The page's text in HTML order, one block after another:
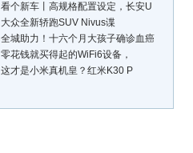
看个新车丨高规格配置设定，长安U
大众全新轿跑SUV Nivus谍
全城助力！十六个月大孩子确诊血癌
零花钱就买得起的WiFi6设备，
这才是小米真机皇？红米K30 P